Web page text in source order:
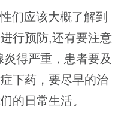
们应该大概了解到
行预防,还有要注意
得严重，患者要及
下药，要尽早的治
的日常生活。